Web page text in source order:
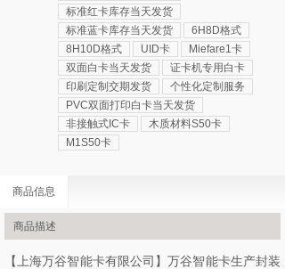
标准红卡库存当天发货
标准蓝卡库存当天发货
6H8D格式
8H10D格式
UID卡
Miefare1卡
双面白卡当天发货
证卡机专用白卡
印刷定制交期发货
个性化定制服务
PVC双面打印白卡当天发货
非接触式IC卡
木质材料S50卡
M1S50卡
商品信息
商品描述
【上海万谷智能卡有限公司】万谷智能卡生产封装